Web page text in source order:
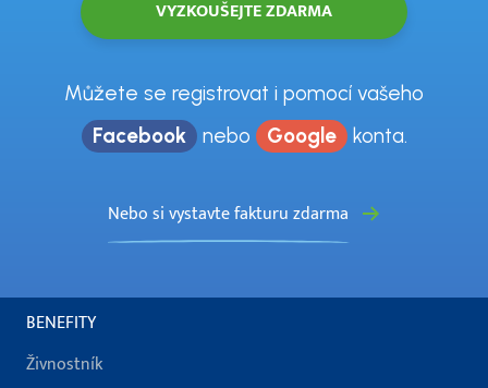
Můžete se registrovat i pomocí vašeho
Facebook nebo Google konta.
Nebo si vystavte fakturu zdarma
BENEFITY
Živnostník